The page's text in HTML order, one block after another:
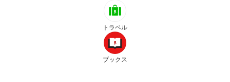
トラベル
ブックス